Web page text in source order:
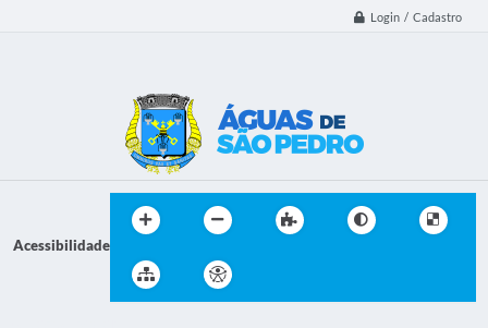
Login / Cadastro
Acessibilidade